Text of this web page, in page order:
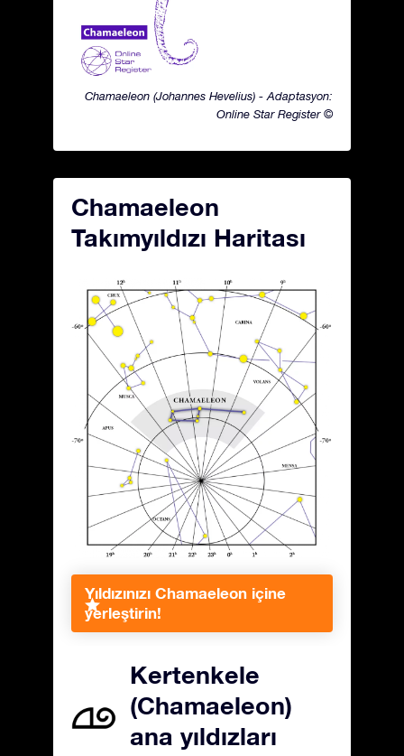
Chamaeleon (Johannes Hevelius) - Adaptasyon:
Online Star Register ©
Chamaeleon
Takımyıldızı Haritası
Yıldızınızı Chamaeleon içine
yerleştirin!
Kertenkele
(Chamaeleon)
ana yıldızları